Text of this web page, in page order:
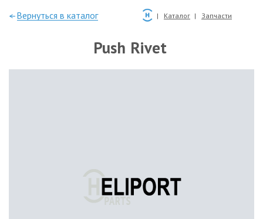
—Вернуться в каталог Каталог Запчасти
Push Rivet